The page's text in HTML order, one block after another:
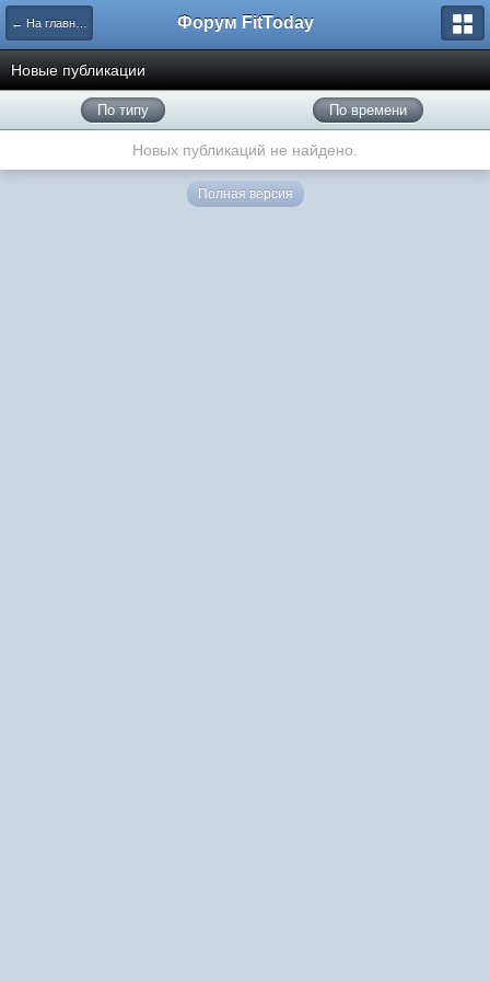
← На главную Форум FitToday
Новые публикации
По типу По времени
Новых публикаций не найдено.
Полная версия